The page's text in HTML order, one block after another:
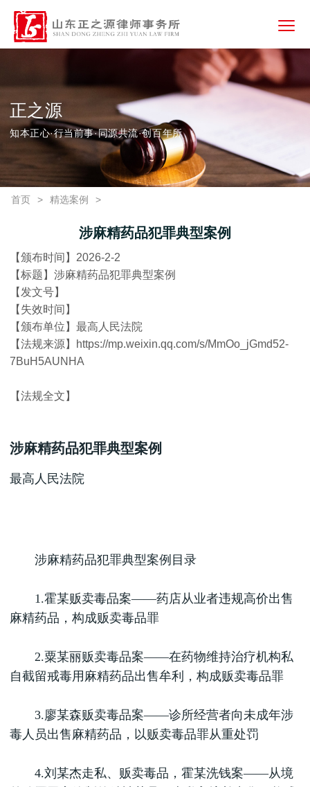
正之源
知本正心·行当前事·同源共流·创百年所
首页 > 精选案例 >
涉麻精药品犯罪典型案例
【颁布时间】2026-2-2
【标题】涉麻精药品犯罪典型案例
【发文号】
【失效时间】
【颁布单位】最高人民法院
【法规来源】https://mp.weixin.qq.com/s/MmOo_jGmd52-
7BuH5AUNHA
【法规全文】
涉麻精药品犯罪典型案例
最高人民法院
涉麻精药品犯罪典型案例目录
1.霍某贩卖毒品案——药店从业者违规高价出售
麻精药品，构成贩卖毒品罪
2.粟某丽贩卖毒品案——在药物维持治疗机构私
自截留戒毒用麻精药品出售牟利，构成贩卖毒品罪
3.廖某森贩卖毒品案——诊所经营者向未成年涉
毒人员出售麻精药品，以贩卖毒品罪从重处罚
4.刘某杰走私、贩卖毒品，霍某洗钱案——从境